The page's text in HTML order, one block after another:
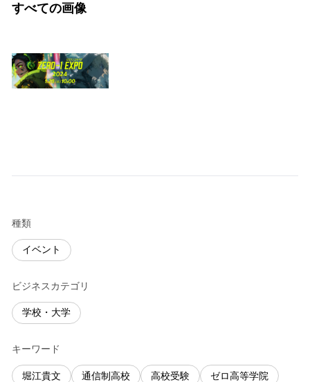
すべての画像
種類
イベント
ビジネスカテゴリ
学校・大学
キーワード
堀江貴文 通信制高校 高校受験 ゼロ高等学院